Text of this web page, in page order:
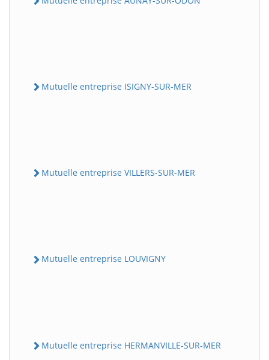
Mutuelle entreprise ISIGNY-SUR-MER
Mutuelle entreprise VILLERS-SUR-MER
Mutuelle entreprise LOUVIGNY
Mutuelle entreprise HERMANVILLE-SUR-MER